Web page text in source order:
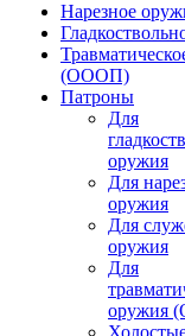
Нарезное
(ОООП)
Патроны
Для
оружия
Для
оружия
Для
оружия
Для
оружия